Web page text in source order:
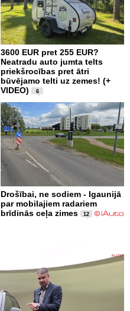
3600 EUR pret 255 EUR?
Neatradu auto jumta telts
priekšrocības pret ātri
būvējamo telti uz zemes! (+
VIDEO)
6
Drošībai, ne sodiem - Igaunijā
par mobilajiem radariem
brīdinās ceļa zimes
12